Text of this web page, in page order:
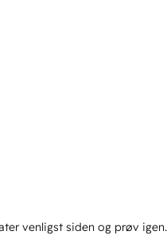
venligst siden og prøv igen.